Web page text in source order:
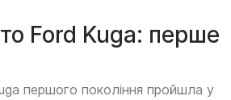
Ford Kuga: перше
першого покоління пройшла у